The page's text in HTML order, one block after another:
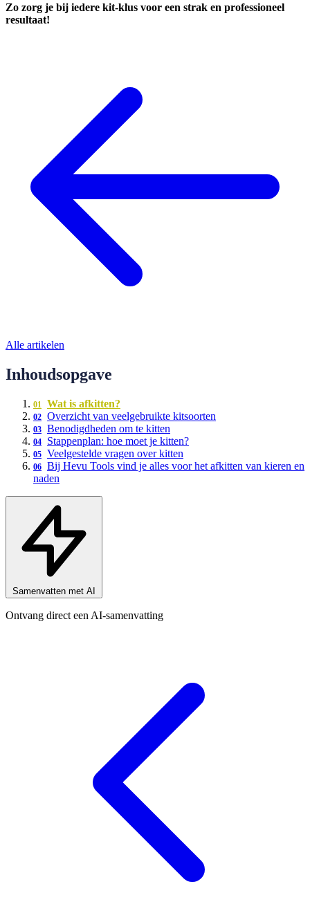
Zo zorg je bij iedere kit-klus voor een strak en professioneel
resultaat!
Alle artikelen
Inhoudsopgave
Wat is afkitten?
Overzicht van veelgebruikte kitsoorten
Benodigdheden om te kitten
Stappenplan: hoe moet je kitten?
Veelgestelde vragen over kitten
Bij Hevu Tools vind je alles voor het afkitten van kieren en
naden
Samenvatten met AI
Ontvang direct een AI-samenvatting